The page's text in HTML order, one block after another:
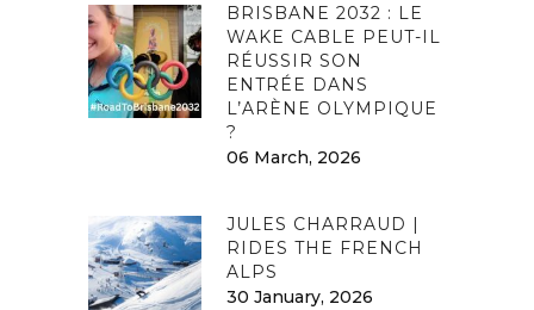
BRISBANE 2032 : LE
WAKE CABLE PEUT-IL
RÉUSSIR SON
ENTRÉE DANS
L’ARÈNE OLYMPIQUE
?
06 March, 2026
JULES CHARRAUD |
RIDES THE FRENCH
ALPS
30 January, 2026